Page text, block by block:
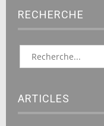
RECHERCHE
ARTICLES